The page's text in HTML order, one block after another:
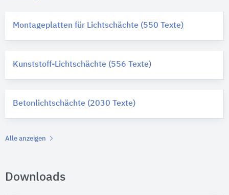
Montageplatten für Lichtschächte (550 Texte)
Kunststoff-Lichtschächte (556 Texte)
Betonlichtschächte (2030 Texte)
Alle anzeigen
Downloads